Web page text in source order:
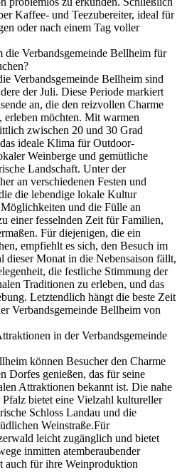
Kaffee- und Teezubereiter, ideal für
oder nach einem Tag voller
die Verbandsgemeinde Bellheim für
Verbandsgemeinde Bellheim sind
der Juli. Diese Periode markiert
an, die den reizvollen Charme
erleben möchten. Mit warmen
zwischen 20 und 30 Grad
ideale Klima für Outdoor-
Weinberge und gemütliche
Landschaft. Unter der
an verschiedenen Festen und
die lebendige lokale Kultur
und die Fülle an
einer fesselnden Zeit für Familien,
Für diejenigen, die ein
empfiehlt es sich, den Besuch im
dieser Monat in die Nebensaison fällt,
die festliche Stimmung der
Traditionen zu erleben, und das
Letztendlich hängt die beste Zeit
Verbandsgemeinde Bellheim von
in der Verbandsgemeinde
können Besucher den Charme
Dorfes genießen, das für seine
Attraktionen bekannt ist. Die nahe
Pfalz bietet eine Vielzahl kultureller
Schloss Landau und die
Weinstraße.Für
leicht zugänglich und bietet
inmitten atemberaubender
auch für ihre Weinproduktion